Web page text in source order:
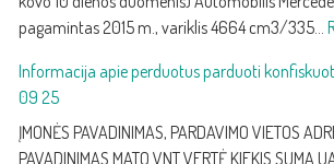
pagamintas 2015 m., variklis 4664 cm3/335…
Informacija apie perduotus parduoti
09 25
ĮMONĖS PAVADINIMAS, PARDAVIMO VIETOS
PAVADINIMAS MATO VNT VERTĖ KIEKIS SUMA